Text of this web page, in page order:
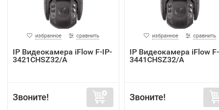
избранное сравнить
IP Видеокамера iFlow F-IP-
3421CHSZ32/A
Звоните!
избранное сравнить
IP Видеокамера iFlow
3441CHSZ32/A
Звоните!